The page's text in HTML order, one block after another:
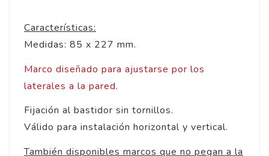
Características:
Medidas: 85 x 227 mm.
Marco diseñado para ajustarse por los
laterales a la pared.
Fijación al bastidor sin tornillos.
Válido para instalación horizontal y vertical.
También disponibles marcos que no pegan a la